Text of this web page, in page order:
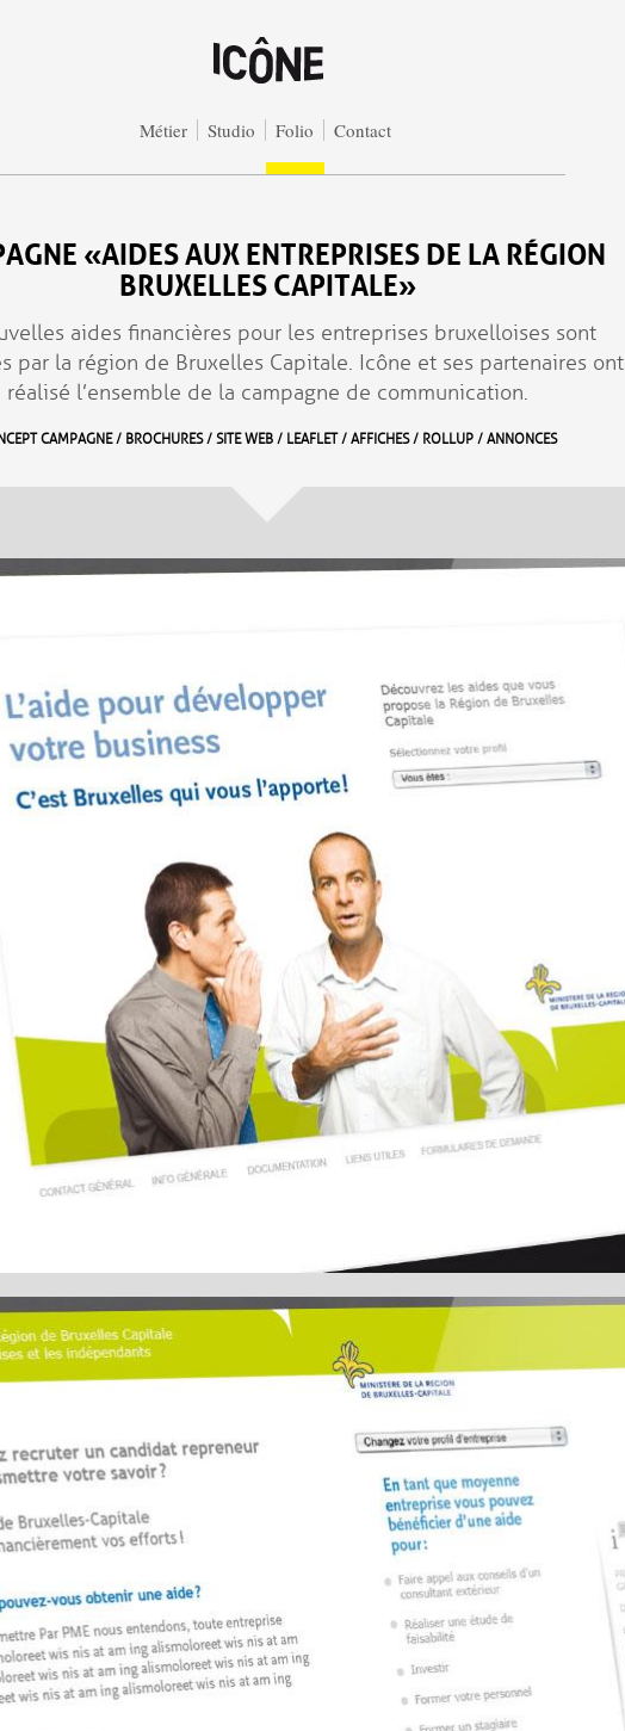
Métier Studio Folio Contact
«AIDES AUX ENTREPRISES DE LA RÉGION
BRUXELLES CAPITALE»
aides financières pour les entreprises bruxelloises sont
par la région de Bruxelles Capitale. Icône et ses partenaires ont
réalisé l’ensemble de la campagne de communication.
CAMPAGNE / BROCHURES / SITE WEB / LEAFLET / AFFICHES / ROLLUP / ANNONCES